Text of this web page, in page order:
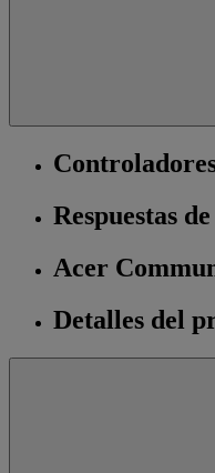
Respuestas
Acer
Detalles del